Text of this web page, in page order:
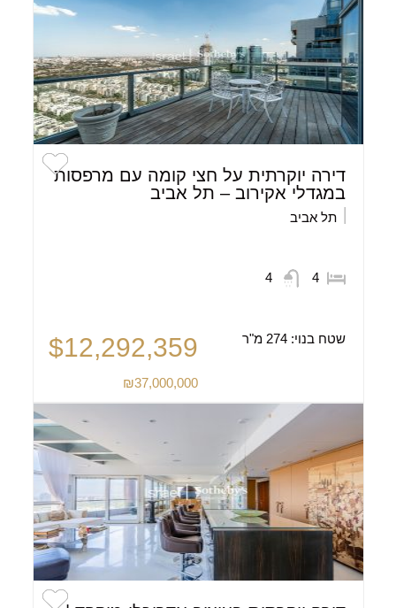
דירה יוקרתית על חצי קומה עם מרפסות
במגדלי אקירוב – תל אביב
תל אביב
4
4
שטח בנוי:274 מ"ר $12,292,359
₪37,000,000